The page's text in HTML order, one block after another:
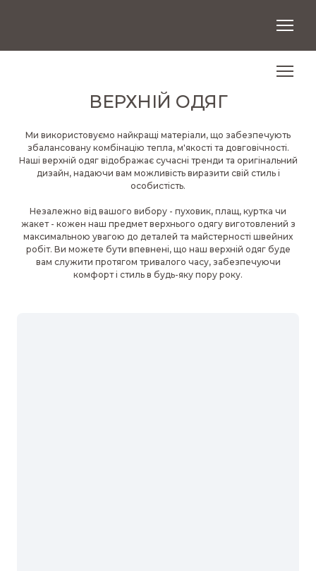
ВЕРХНІЙ ОДЯГ
Ми використовуємо найкращі матеріали, що забезпечують
збалансовану комбінацію тепла, м'якості та довговічності.
Наші верхній одяг відображає сучасні тренди та оригінальний
дизайн, надаючи вам можливість виразити свій стиль і
особистість.
Незалежно від вашого вибору - пуховик, плащ, куртка чи
жакет - кожен наш предмет верхнього одягу виготовлений з
максимальною увагою до деталей та майстерності швейних
робіт. Ви можете бути впевнені, що наш верхній одяг буде
вам служити протягом тривалого часу, забезпечуючи
комфорт і стиль в будь-яку пору року.